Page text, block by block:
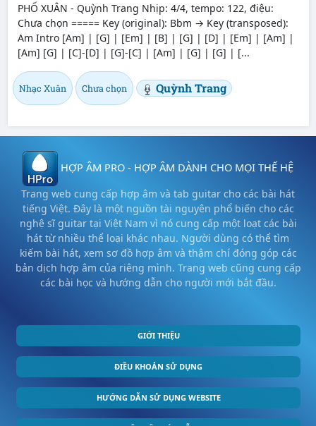
PHỐ XUÂN - Quỳnh Trang Nhịp: 4/4, tempo: 122, điệu:
Chưa chọn ===== Key (original): Bbm → Key (transposed):
Am Intro [Am] | [G] | [Em] | [B] | [G] | [D] | [Em] | [Am] |
[Am] [G] | [C]-[D] | [G]-[C] | [Am] | [G] | [G] | [...
Nhạc Xuân Chưa chọn Quỳnh Trang
HỢP ÂM PRO - HỢP ÂM DÀNH CHO MỌI THẾ HỆ
Trang web cung cấp hợp âm và tab guitar cho các bài hát
tiếng Việt. Đây là một nguồn tài nguyên phổ biến cho các
nghệ sĩ guitar tại Việt Nam vì nó cung cấp một loạt các bài
hát từ nhiều thể loại khác nhau. Người dùng có thể tìm
kiếm bài hát, xem sơ đồ hợp âm và thậm chí đóng góp các
bản dịch hợp âm của riêng mình. Trang web cũng cung cấp
các bài học và hướng dẫn cho người mới bắt đầu.
GIỚI THIỆU
ĐIỀU KHOẢN SỬ DỤNG
HƯỚNG DẪN SỬ DỤNG WEBSITE